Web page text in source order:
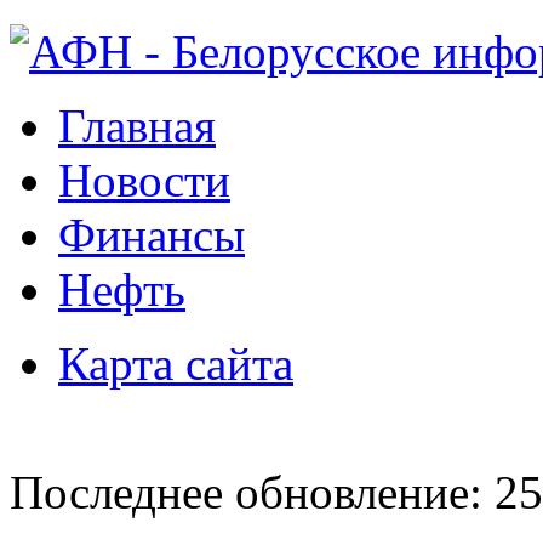
Главная
Новости
Финансы
Нефть
Карта сайта
Последнее обновление: